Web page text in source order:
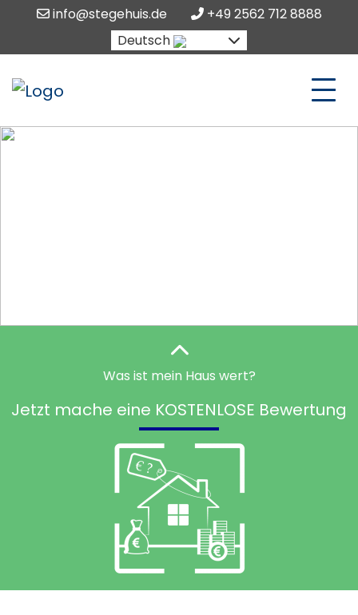
info@stegehuis.de
+49 2562 712 8888
Deutsch
Was ist mein Haus wert?
Jetzt mache eine KOSTENLOSE Bewertung